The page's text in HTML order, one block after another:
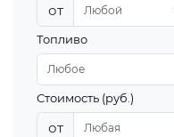
от
Топливо
Стоимость (руб.)
от